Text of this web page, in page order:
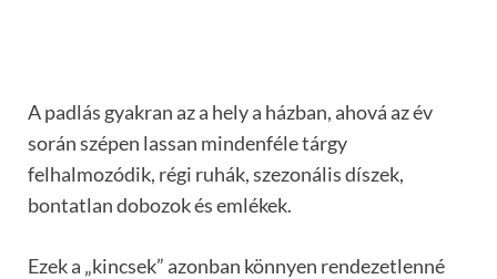
A padlás gyakran az a hely a házban, ahová az év
során szépen lassan mindenféle tárgy
felhalmozódik, régi ruhák, szezonális díszek,
bontatlan dobozok és emlékek.
Ezek a „kincsek” azonban könnyen rendezetlenné